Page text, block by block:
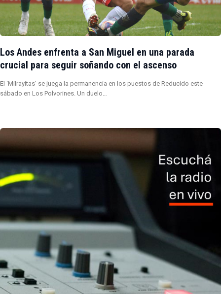
Los Andes enfrenta a San Miguel en una parada
crucial para seguir soñando con el ascenso
El ‘Milrayitas’ se juega la permanencia en los puestos de Reducido este
sábado en Los Polvorines. Un duelo…